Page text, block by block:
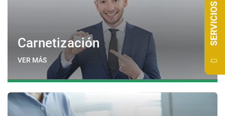
Carnetización
VER MÁS
SERVICIOS